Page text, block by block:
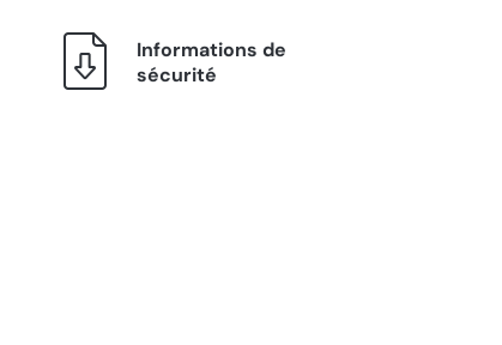
Informations de
sécurité